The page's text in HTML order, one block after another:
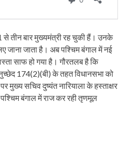
से तीन बार मुख्यमंत्री रह चुकी हैं। उनके
जाना जाता है। अब पश्चिम बंगाल में नई
साफ हो गया है। गौरतलब है कि
174(2)(बी) के तहत विधानसभा को
मुख्य सचिव दुष्यंत नारियाला के हस्ताक्षर
बंगाल में राज कर रही तृणमूल